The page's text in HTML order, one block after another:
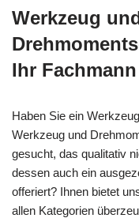
Werkzeug
Ihr Fachmann
Haben Sie ein
Werkzeug und
gesucht, das qualitativ
dessen auch ein
offeriert? Ihnen bietet
allen Kategorien